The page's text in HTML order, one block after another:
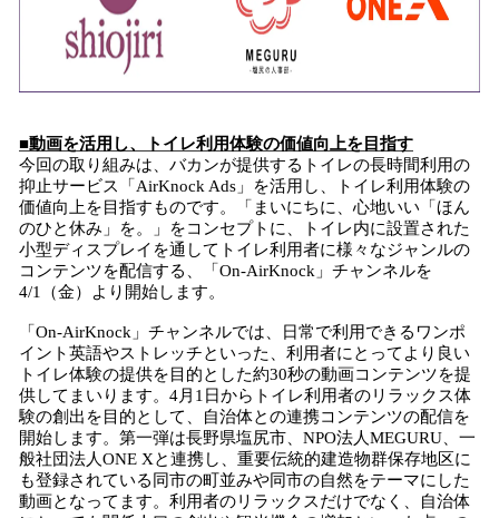
■動画を活用し、トイレ利用体験の価値向上を目指す
今回の取り組みは、バカンが提供するトイレの長時間利用の
抑止サービス「AirKnock Ads」を活用し、トイレ利用体験の
価値向上を目指すものです。「まいにちに、心地いい「ほん
のひと休み」を。」をコンセプトに、トイレ内に設置された
小型ディスプレイを通してトイレ利用者に様々なジャンルの
コンテンツを配信する、「On-AirKnock」チャンネルを
4/1（金）より開始します。
「On-AirKnock」チャンネルでは、日常で利用できるワンポ
イント英語やストレッチといった、利用者にとってより良い
トイレ体験の提供を目的とした約30秒の動画コンテンツを提
供してまいります。4月1日からトイレ利用者のリラックス体
験の創出を目的として、自治体との連携コンテンツの配信を
開始します。第一弾は長野県塩尻市、NPO法人MEGURU、一
般社団法人ONE Xと連携し、重要伝統的建造物群保存地区に
も登録されている同市の町並みや同市の自然をテーマにした
動画となってます。利用者のリラックスだけでなく、自治体